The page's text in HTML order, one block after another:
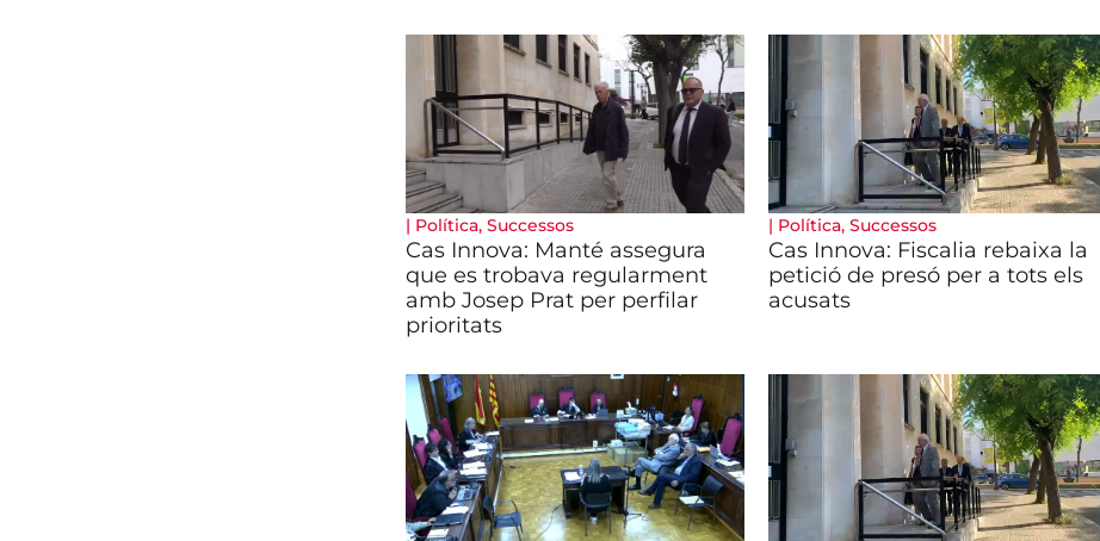
| Política, Successos
Cas Innova: Manté assegura
que es trobava regularment
amb Josep Prat per perfilar
prioritats
| Política, Successos
Cas Innova: Fiscalia rebaixa la
petició de presó per a tots els
acusats